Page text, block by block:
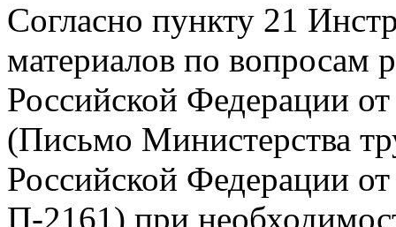
Согласно пункту 21
материалов по вопросам
Российской Федерации
(Письмо Министерства
Российской Федерации
П-2161) при